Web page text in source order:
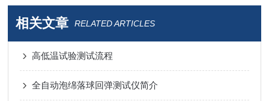
相关文章 RELATED ARTICLES
高低温试验测试流程
全自动泡绵落球回弹测试仪简介